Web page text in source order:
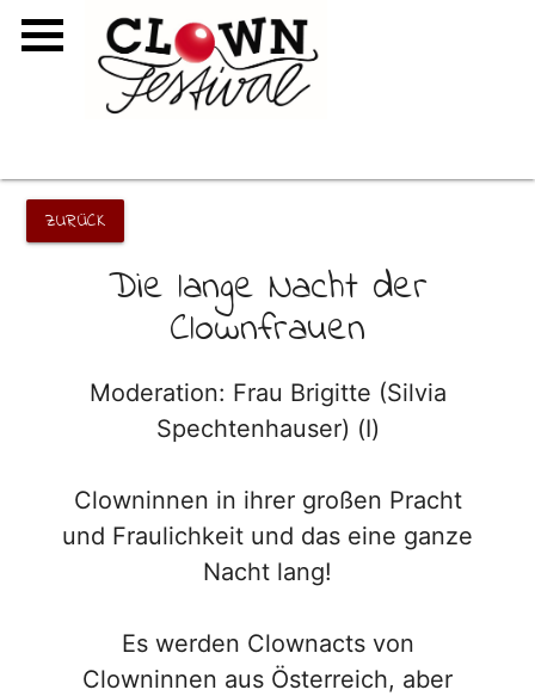
ZURÜCK
Die lange Nacht der
Clownfrauen
Moderation: Frau Brigitte (Silvia
Spechtenhauser) (I)
Clowninnen in ihrer großen Pracht
und Fraulichkeit und das eine ganze
Nacht lang!
Es werden Clownacts von
Clowninnen aus Österreich, aber